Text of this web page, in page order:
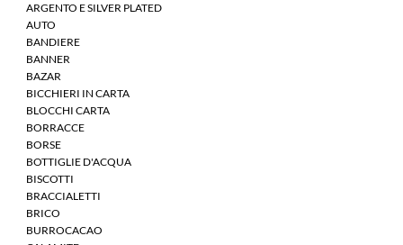
ARGENTO E SILVER PLATED
AUTO
BANDIERE
BANNER
BAZAR
BICCHIERI IN CARTA
BLOCCHI CARTA
BORRACCE
BORSE
BOTTIGLIE D'ACQUA
BISCOTTI
BRACCIALETTI
BRICO
BURROCACAO